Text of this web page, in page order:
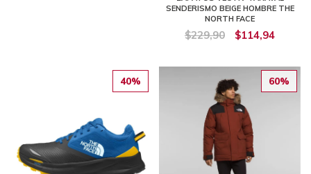
SENDERISMO BEIGE HOMBRE THE
NORTH FACE
$229,90 $114,94
40% 60%